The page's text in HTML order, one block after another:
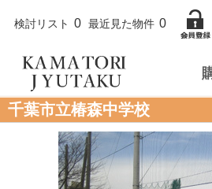
検討リスト 0 最近見た物件 0
千葉市立椿森中学校